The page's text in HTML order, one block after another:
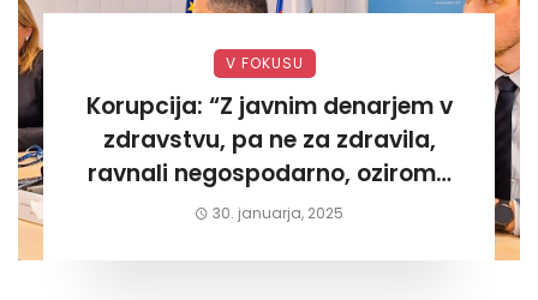
V FOKUSU
Korupcija: “Z javnim denarjem v
zdravstvu, pa ne za zdravila,
ravnali negospodarno, oziroma
za lastni žep. Tokrat na Žalskem«
30. januarja, 2025